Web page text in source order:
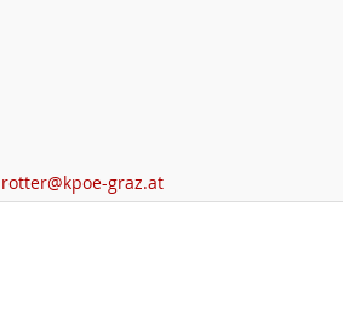
graz.at